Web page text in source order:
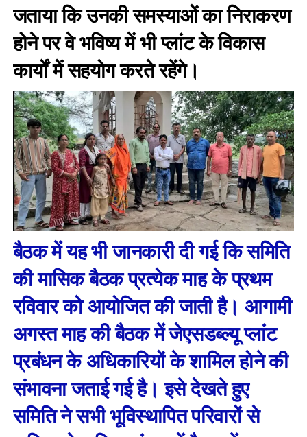
जताया कि उनकी समस्याओं का निराकरण
होने पर वे भविष्य में भी प्लांट के विकास
कार्यों में सहयोग करते रहेंगे।
बैठक में यह भी जानकारी दी गई कि समिति
की मासिक बैठक प्रत्येक माह के प्रथम
रविवार को आयोजित की जाती है। आगामी
अगस्त माह की बैठक में जेएसडब्ल्यू प्लांट
प्रबंधन के अधिकारियों के शामिल होने की
संभावना जताई गई है। इसे देखते हुए
समिति ने सभी भूविस्थापित परिवारों से